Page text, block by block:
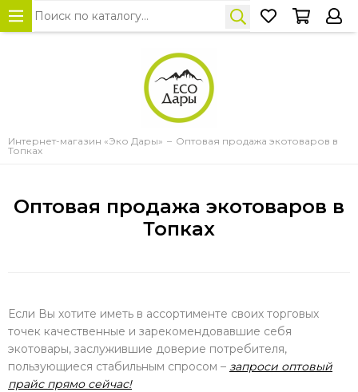
Интернет-магазин «Эко Дары»
Оптовая продажа экотоваров в
Топках
Оптовая продажа экотоваров в
Топках
Если Вы хотите иметь в ассортименте своих торговых
точек качественные и зарекомендовавшие себя
экотовары, заслужившие доверие потребителя,
пользующиеся стабильным спросом – запроси оптовый
прайс прямо сейчас!